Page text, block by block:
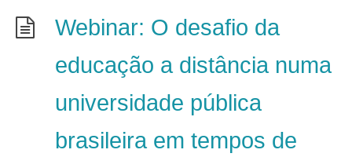
Webinar: O desafio da
educação a distância numa
universidade pública
brasileira em tempos de